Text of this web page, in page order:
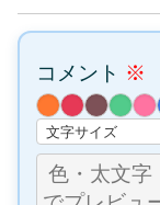
コメント ※